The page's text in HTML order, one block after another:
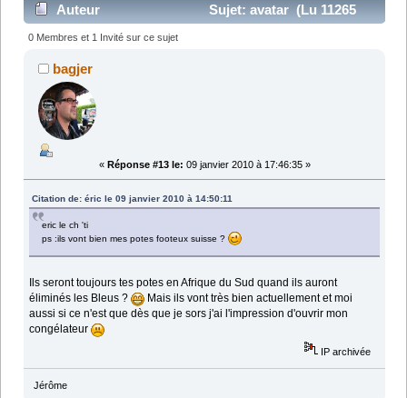
Auteur
Sujet: avatar (Lu 11265
fois)
0 Membres et 1 Invité sur ce sujet
bagjer
« Réponse #13 le: 09 janvier 2010 à 17:46:35 »
Citation de: éric le 09 janvier 2010 à 14:50:11
eric le ch 'ti
ps :ils vont bien mes potes footeux suisse ?
Ils seront toujours tes potes en Afrique du Sud quand ils auront
éliminés les Bleus ?
Mais ils vont très bien actuellement et moi
aussi si ce n'est que dès que je sors j'ai l'impression d'ouvrir mon
congélateur
IP archivée
Jérôme